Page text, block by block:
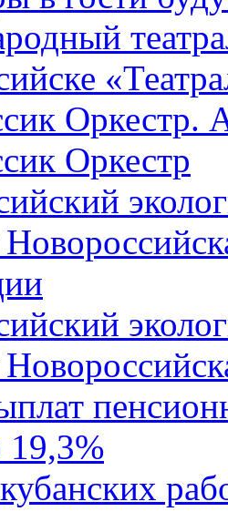
Оркестр.
Оркестр
19,3%